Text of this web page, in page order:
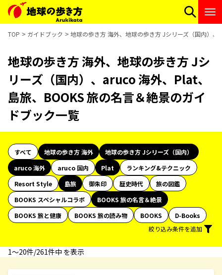
TOP ガイドブック 地球の歩き方 海外、地球の歩き方 Jシリーズ（国内）
地球の歩き方 海外、地球の歩き方 Jシ
リーズ（国内）、aruco 海外、Plat、
島旅、BOOKS 旅の名言＆絶景のガイ
ドブック一覧
すべて 地球の歩き方 海外
地球の歩き方 Jシリーズ（国内）
aruco 海外
aruco 国内 Plat
ランキング&テクニック
Resort Style
島旅 御朱印 歴史時代
旅の図鑑
BOOKS スペシャルコラボ
BOOKS 旅の名言＆絶景
BOOKS 旅と健康
BOOKS 旅の読み物 BOOKS
D-Books
絞り込み条件を追加
1〜20件/261件中 を表示